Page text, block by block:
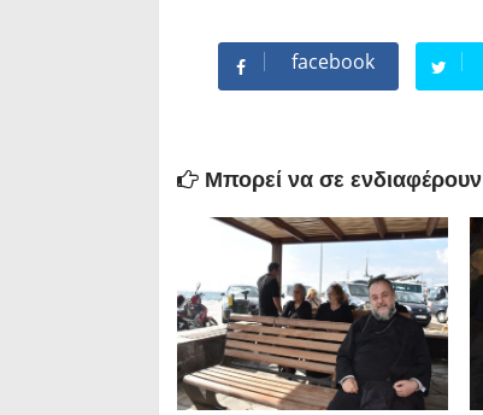
facebook
Μπορεί να σε ενδιαφέρουν